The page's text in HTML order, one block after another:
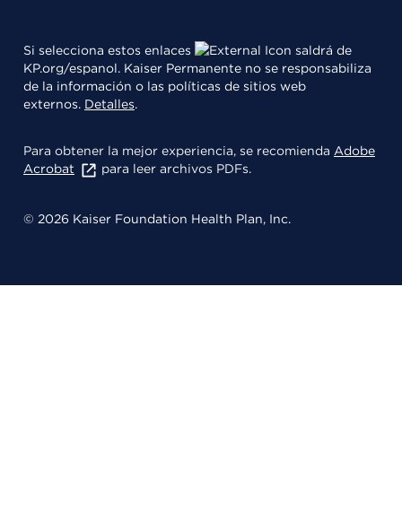
Si selecciona estos enlaces
saldrá de
KP.org/espanol. Kaiser Permanente no se responsabiliza
de la información o las políticas de sitios web
externos. Detalles.
Para obtener la mejor experiencia, se recomienda Adobe
Acrobat
para leer archivos PDFs.
© 2026 Kaiser Foundation Health Plan, Inc.